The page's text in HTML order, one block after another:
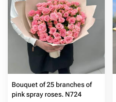
Bouquet of 25 branches of
pink spray roses. N724